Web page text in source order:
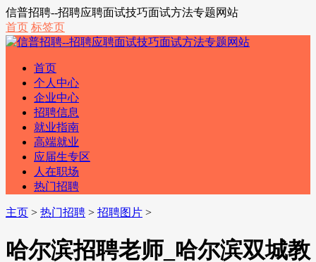
信普招聘--招聘应聘面试技巧面试方法专题网站
首页 标签页
首页
个人中心
企业中心
招聘信息
就业指南
高端就业
应届生专区
人在职场
热门招聘
主页 > 热门招聘 > 招聘图片 >
哈尔滨招聘老师_哈尔滨双城教